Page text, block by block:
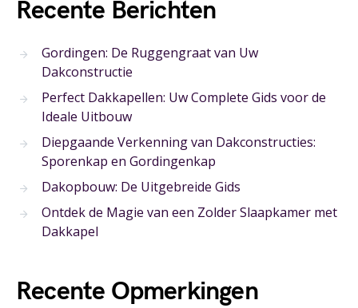
Recente Berichten
Gordingen: De Ruggengraat van Uw
Dakconstructie
Perfect Dakkapellen: Uw Complete Gids voor de
Ideale Uitbouw
Diepgaande Verkenning van Dakconstructies:
Sporenkap en Gordingenkap
Dakopbouw: De Uitgebreide Gids
Ontdek de Magie van een Zolder Slaapkamer met
Dakkapel
Recente Opmerkingen